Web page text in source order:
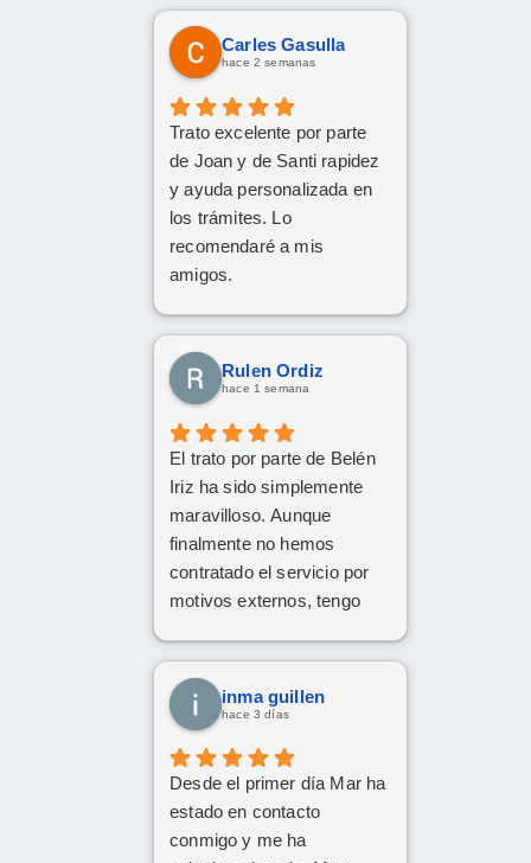
Carles Gasulla
hace 2 semanas
Trato excelente por parte
de Joan y de Santi rapidez
y ayuda personalizada en
los trámites. Lo
recomendaré a mis
amigos.
Rulen Ordiz
hace 1 semana
El trato por parte de Belén
Iriz ha sido simplemente
maravilloso. Aunque
finalmente no hemos
contratado el servicio por
motivos externos, tengo
decido dar el paso, volveré
a ponerme en sus manos
sin dudarlo. Da gusto
atentas, profesionales y
cercanas. ¡Muchísimas
inma guillen
hace 3 días
Desde el primer día Mar ha
estado en contacto
conmigo y me ha